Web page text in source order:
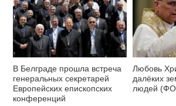
В Белграде прошла встреча
генеральных секретарей
Европейских епископских
конференций
Любовь
далёких
людей